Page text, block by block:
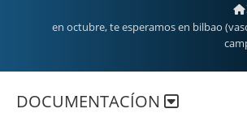
en octubre, te esperamos en bilbao
DOCUMENTACÍON